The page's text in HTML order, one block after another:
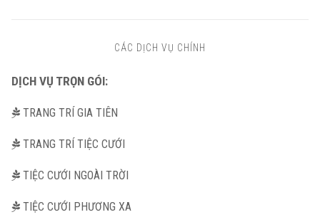
CÁC DỊCH VỤ CHÍNH
DỊCH VỤ TRỌN GÓI:
TRANG TRÍ GIA TIÊN
TRANG TRÍ TIỆC CƯỚI
TIỆC CƯỚI NGOÀI TRỜI
TIỆC CƯỚI PHƯƠNG XA